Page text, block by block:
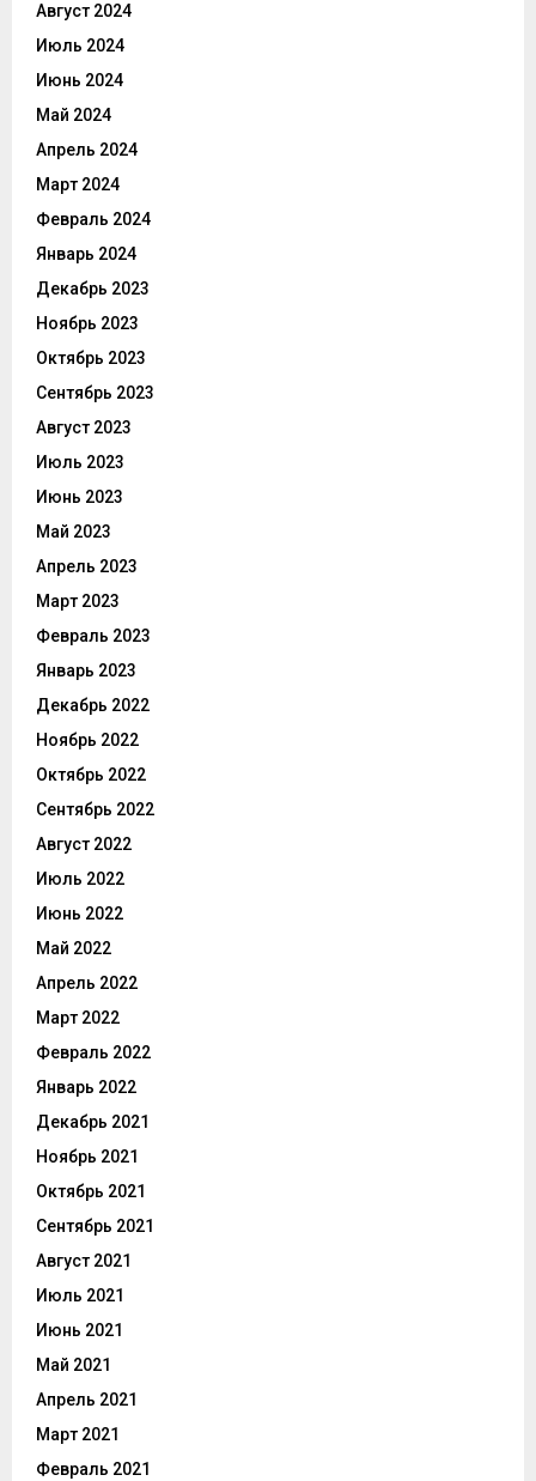
Август 2024
Июль 2024
Июнь 2024
Май 2024
Апрель 2024
Март 2024
Февраль 2024
Январь 2024
Декабрь 2023
Ноябрь 2023
Октябрь 2023
Сентябрь 2023
Август 2023
Июль 2023
Июнь 2023
Май 2023
Апрель 2023
Март 2023
Февраль 2023
Январь 2023
Декабрь 2022
Ноябрь 2022
Октябрь 2022
Сентябрь 2022
Август 2022
Июль 2022
Июнь 2022
Май 2022
Апрель 2022
Март 2022
Февраль 2022
Январь 2022
Декабрь 2021
Ноябрь 2021
Октябрь 2021
Сентябрь 2021
Август 2021
Июль 2021
Июнь 2021
Май 2021
Апрель 2021
Март 2021
Февраль 2021